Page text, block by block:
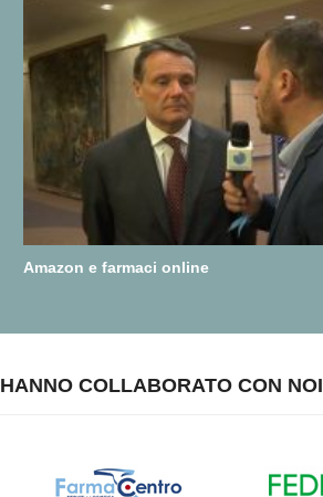
Amazon e farmaci online
HANNO COLLABORATO CON NOI